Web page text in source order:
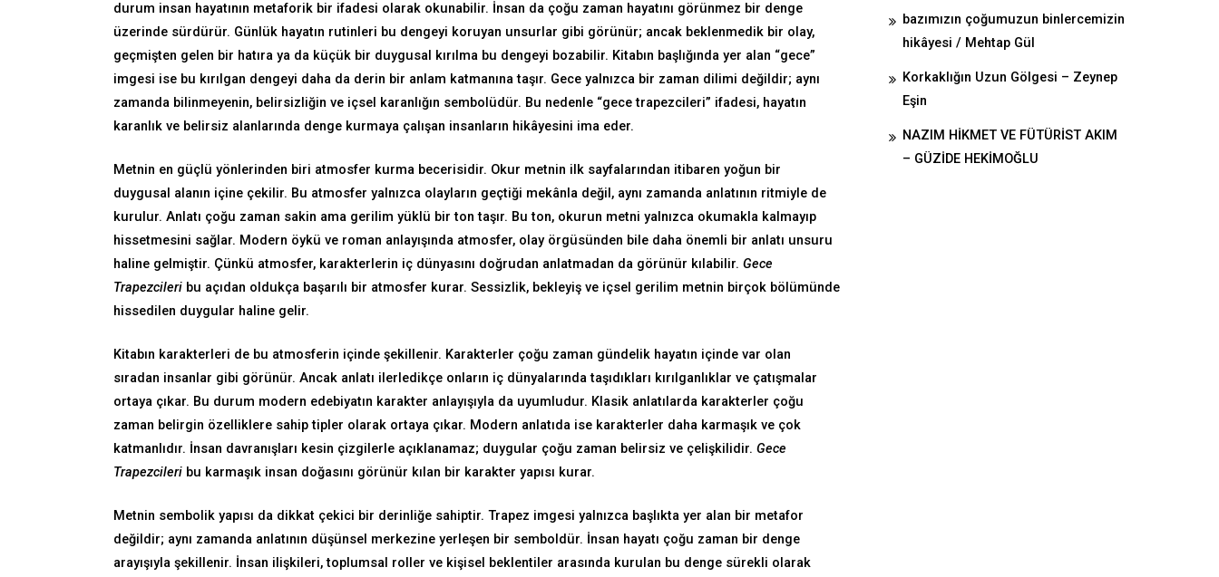
durum insan hayatının metaforik bir ifadesi olarak okunabilir. İnsan da çoğu zaman hayatını görünmez bir denge
üzerinde sürdürür. Günlük hayatın rutinleri bu dengeyi koruyan unsurlar gibi görünür; ancak beklenmedik bir olay,
geçmişten gelen bir hatıra ya da küçük bir duygusal kırılma bu dengeyi bozabilir. Kitabın başlığında yer alan “gece”
imgesi ise bu kırılgan dengeyi daha da derin bir anlam katmanına taşır. Gece yalnızca bir zaman dilimi değildir; aynı
zamanda bilinmeyenin, belirsizliğin ve içsel karanlığın sembolüdür. Bu nedenle “gece trapezcileri” ifadesi, hayatın
karanlık ve belirsiz alanlarında denge kurmaya çalışan insanların hikâyesini ima eder.
Metnin en güçlü yönlerinden biri atmosfer kurma becerisidir. Okur metnin ilk sayfalarından itibaren yoğun bir
duygusal alanın içine çekilir. Bu atmosfer yalnızca olayların geçtiği mekânla değil, aynı zamanda anlatının ritmiyle de
kurulur. Anlatı çoğu zaman sakin ama gerilim yüklü bir ton taşır. Bu ton, okurun metni yalnızca okumakla kalmayıp
hissetmesini sağlar. Modern öykü ve roman anlayışında atmosfer, olay örgüsünden bile daha önemli bir anlatı unsuru
haline gelmiştir. Çünkü atmosfer, karakterlerin iç dünyasını doğrudan anlatmadan da görünür kılabilir. Gece
Trapezcileri bu açıdan oldukça başarılı bir atmosfer kurar. Sessizlik, bekleyiş ve içsel gerilim metnin birçok bölümünde
hissedilen duygular haline gelir.
Kitabın karakterleri de bu atmosferin içinde şekillenir. Karakterler çoğu zaman gündelik hayatın içinde var olan
sıradan insanlar gibi görünür. Ancak anlatı ilerledikçe onların iç dünyalarında taşıdıkları kırılganlıklar ve çatışmalar
ortaya çıkar. Bu durum modern edebiyatın karakter anlayışıyla da uyumludur. Klasik anlatılarda karakterler çoğu
zaman belirgin özelliklere sahip tipler olarak ortaya çıkar. Modern anlatıda ise karakterler daha karmaşık ve çok
katmanlıdır. İnsan davranışları kesin çizgilerle açıklanamaz; duygular çoğu zaman belirsiz ve çelişkilidir. Gece
Trapezcileri bu karmaşık insan doğasını görünür kılan bir karakter yapısı kurar.
Metnin sembolik yapısı da dikkat çekici bir derinliğe sahiptir. Trapez imgesi yalnızca başlıkta yer alan bir metafor
değildir; aynı zamanda anlatının düşünsel merkezine yerleşen bir semboldür. İnsan hayatı çoğu zaman bir denge
arayışıyla şekillenir. İnsan ilişkileri, toplumsal roller ve kişisel beklentiler arasında kurulan bu denge sürekli olarak
bazımızın çoğumuzun binlercemizin
hikâyesi / Mehtap Gül
Korkaklığın Uzun Gölgesi – Zeynep
Eşin
NAZIM HİKMET VE FÜTÜRİST AKIM
– GÜZİDE HEKİMOĞLU